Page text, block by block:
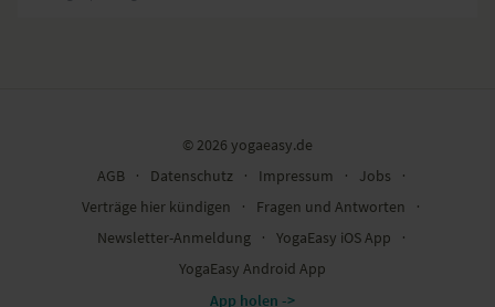
© 2026 yogaeasy.de
AGB
∙ Datenschutz ∙ Impressum ∙ Jobs
∙
Verträge hier kündigen
∙ Fragen und Antworten
∙
Newsletter-Anmeldung
∙ YogaEasy iOS App
∙
YogaEasy Android App
App holen ->